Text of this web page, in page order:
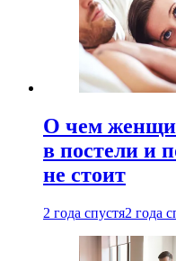
О чем
в постели и
не стоит
2 года спустя2 года